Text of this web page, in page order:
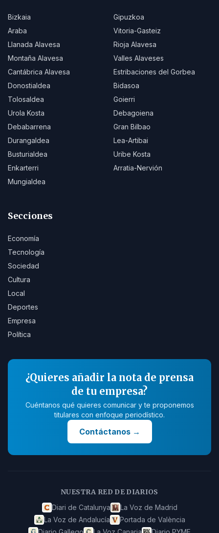
Bizkaia
Gipuzkoa
Araba
Vitoria-Gasteiz
Llanada Alavesa
Rioja Alavesa
Montaña Alavesa
Valles Alaveses
Cantábrica Alavesa
Estribaciones del Gorbea
Donostialdea
Bidasoa
Tolosaldea
Goierri
Urola Kosta
Debagoiena
Debabarrena
Gran Bilbao
Durangaldea
Lea-Artibai
Busturialdea
Uribe Kosta
Enkarterri
Arratia-Nervión
Mungialdea
Secciones
Economía
Tecnología
Sociedad
Cultura
Local
Deportes
Empresa
Política
¿Quieres añadir la nota de prensa
de tu empresa?
Cuéntanos qué quieres comunicar y te proponemos
titulares con enfoque periodístico.
Contáctanos→
NUESTRA RED DE DIARIOS
Diari de Catalunya
La Voz de Madrid
La Voz de Andalucía
Portada de València